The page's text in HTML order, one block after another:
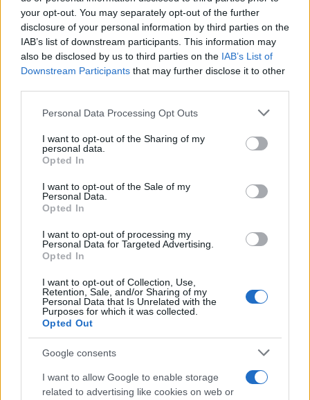
your opt-out. You may separately opt-out of the further
disclosure of your personal information by third parties on the
IAB’s list of downstream participants. This information may
also be disclosed by us to third parties on the IAB’s List of
Downstream Participants that may further disclose it to other
Please note that this website/app uses one or more Google
not limited to your visit or usage behaviour. You may click to
grant or deny consent to Google and its third-party tags to
use your data for below specified purposes in below Google
consent section.
Personal Data Processing Opt Outs
I want to opt-out of the Sharing of my
personal data.
Opted In
I want to opt-out of the Sale of my
Personal Data.
Opted In
I want to opt-out of processing my
Personal Data for Targeted Advertising.
Opted In
I want to opt-out of Collection, Use,
Retention, Sale, and/or Sharing of my
Personal Data that Is Unrelated with the
Purposes for which it was collected.
Opted Out
Google consents
I want to allow Google to enable storage
related to advertising like cookies on web or
Διαβάστε περισσότερα
Τετάρτη 26 Νοε 2025, 18:08
Θεσσαλονίκη:
συμμετοχή σε
ιεροπραξία στον ιερέα
παρενόχληση
μητρόπολη Ιερισσού,
Αγίου Όρους και
Αρδαμερίου
Παρασκευή 07 Αυγ 2026, 23:48
«Δεν δεχόμαστε
επιβολές από το